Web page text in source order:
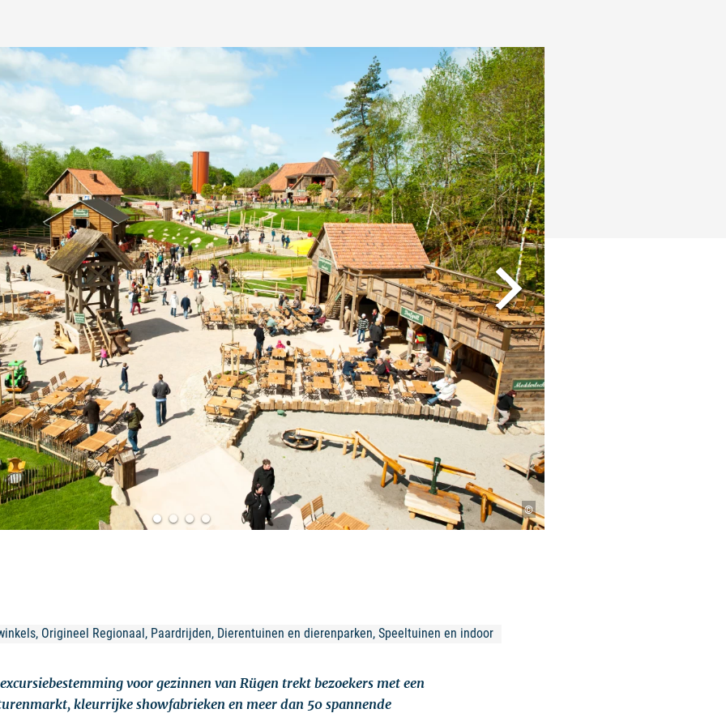
©
Origineel Regionaal, Paardrijden, Dierentuinen en dierenparken, Speeltuinen en indoor
voor gezinnen van Rügen trekt bezoekers met een
kleurrijke showfabrieken en meer dan 50 spannende